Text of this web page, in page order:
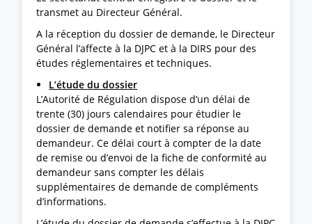
transmet au Directeur Général.
A la réception du dossier de demande, le Directeur
Général l’affecte à la DJPC et à la DIRS pour des
études réglementaires et techniques.
L’étude du dossier
L’Autorité de Régulation dispose d’un délai de
trente (30) jours calendaires pour étudier le
dossier de demande et notifier sa réponse au
demandeur. Ce délai court à compter de la date
de remise ou d’envoi de la fiche de conformité au
demandeur sans compter les délais
supplémentaires de demande de compléments
d’informations.